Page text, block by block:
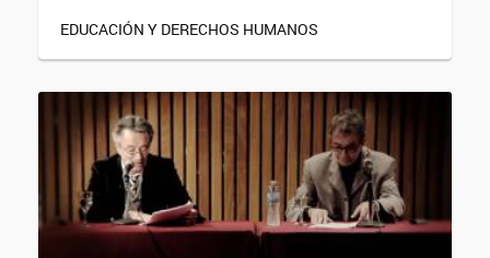
EDUCACIÓN Y DERECHOS HUMANOS